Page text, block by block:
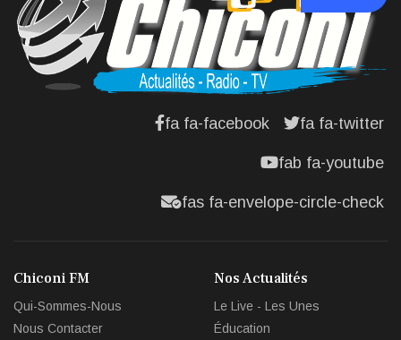
fa fa-facebook fa fa-twitter
fab fa-youtube
fas fa-envelope-circle-check
Chiconi FM
Qui-Sommes-Nous
Nous Contacter
Nos Actualités
Le Live - Les Unes
Éducation